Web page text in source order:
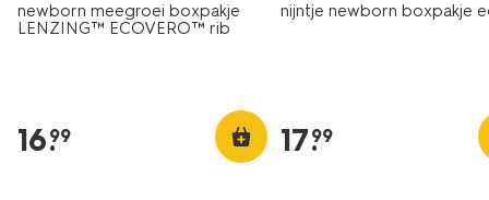
newborn meegroei boxpakje
LENZING™ ECOVERO™ rib
16.
99
nijntje newborn boxpakje
17.
99